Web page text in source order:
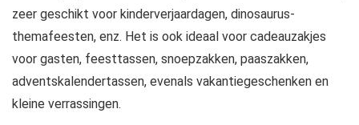
zeer geschikt voor kinderverjaardagen, dinosaurus-
themafeesten, enz. Het is ook ideaal voor cadeauzakjes
voor gasten, feesttassen, snoepzakken, paaszakken,
adventskalendertassen, evenals vakantiegeschenken en
kleine verrassingen.